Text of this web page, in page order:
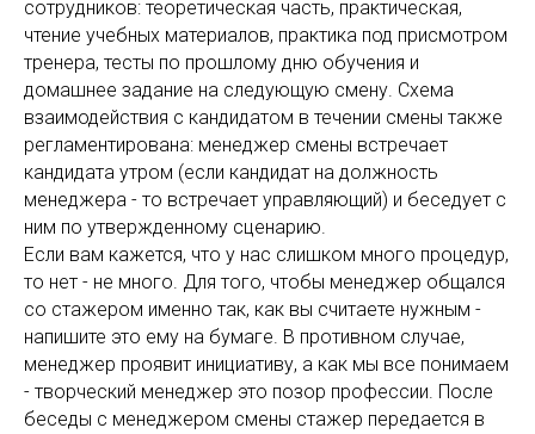
сотрудников: теоретическая часть, практическая,
чтение учебных материалов, практика под присмотром
тренера, тесты по прошлому дню обучения и
домашнее задание на следующую смену. Схема
взаимодействия с кандидатом в течении смены также
регламентирована: менеджер смены встречает
кандидата утром (если кандидат на должность
менеджера - то встречает управляющий) и беседует с
ним по утвержденному сценарию.
Если вам кажется, что у нас слишком много процедур,
то нет - не много. Для того, чтобы менеджер общался
со стажером именно так, как вы считаете нужным -
напишите это ему на бумаге. В противном случае,
менеджер проявит инициативу, а как мы все понимаем
- творческий менеджер это позор профессии. После
беседы с менеджером смены стажер передается в